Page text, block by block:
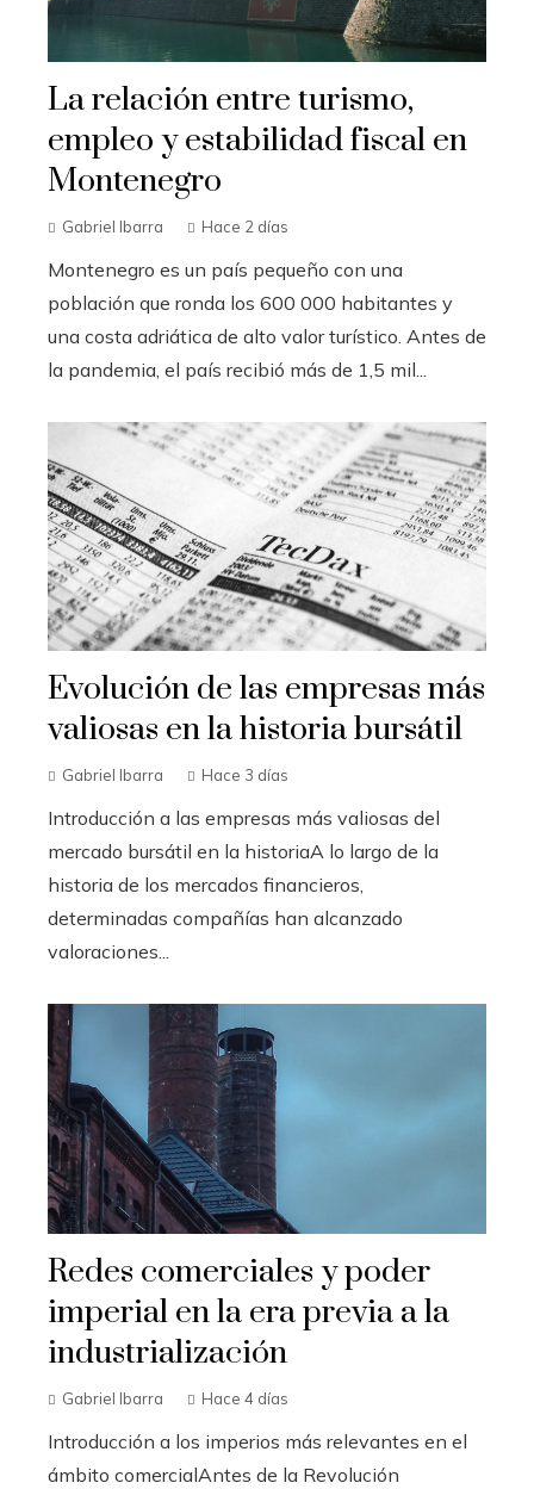
La relación entre turismo,
empleo y estabilidad fiscal en
Montenegro
Gabriel Ibarra Hace 2 días
Montenegro es un país pequeño con una
población que ronda los 600 000 habitantes y
una costa adriática de alto valor turístico. Antes de
la pandemia, el país recibió más de 1,5 mil...
Evolución de las empresas más
valiosas en la historia bursátil
Gabriel Ibarra Hace 3 días
Introducción a las empresas más valiosas del
mercado bursátil en la historiaA lo largo de la
historia de los mercados financieros,
determinadas compañías han alcanzado
valoraciones...
Redes comerciales y poder
imperial en la era previa a la
industrialización
Gabriel Ibarra Hace 4 días
Introducción a los imperios más relevantes en el
ámbito comercialAntes de la Revolución